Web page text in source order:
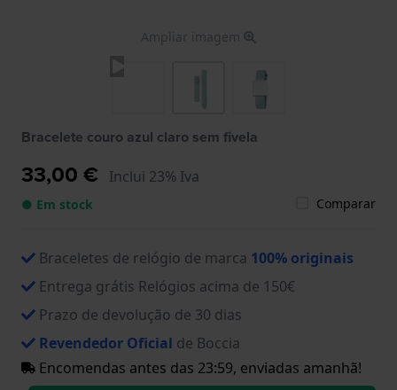
Ampliar imagem
Bracelete couro azul claro sem fivela
33,00 € Inclui 23% Iva
● Em stock Comparar
Braceletes de relógio de marca 100% originais
Entrega grátis Relógios acima de 150€
Prazo de devolução de 30 dias
Revendedor Oficial de Boccia
Encomendas antes das 23:59, enviadas amanhã!